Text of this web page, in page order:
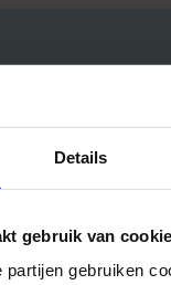
Details
gebruik van
partijen gebruiken
ORV